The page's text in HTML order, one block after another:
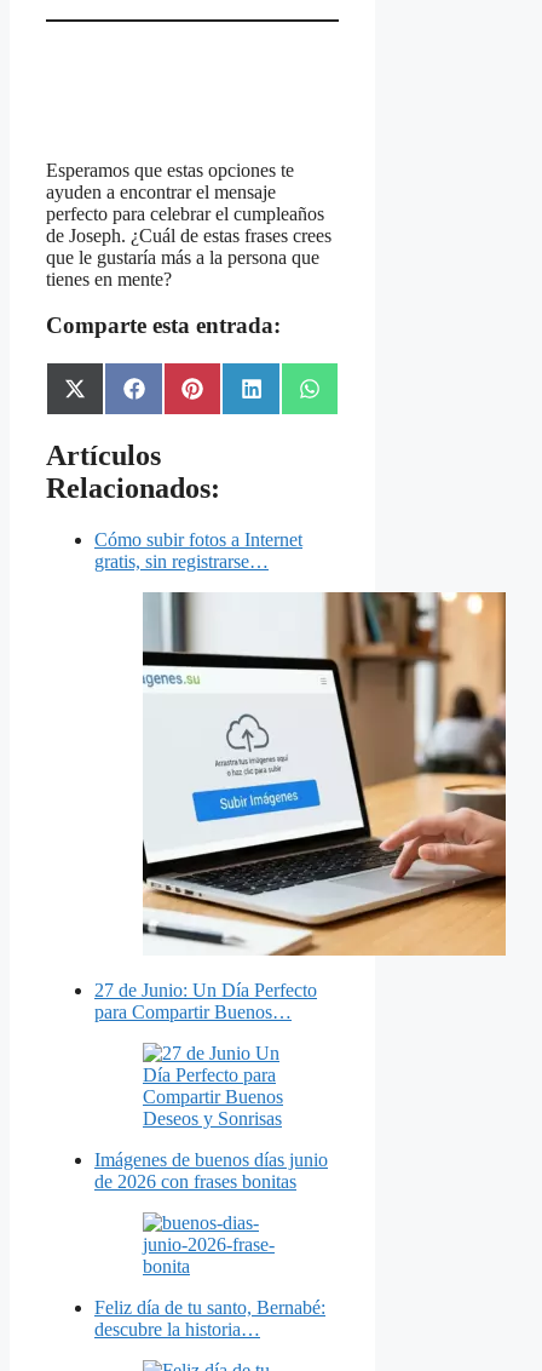
Esperamos que estas opciones te
ayuden a encontrar el mensaje
perfecto para celebrar el cumpleaños
de Joseph. ¿Cuál de estas frases crees
que le gustaría más a la persona que
tienes en mente?
Comparte esta entrada:
Share
on
X
(Twitter)
Share
on
FacebookShare
on
PinterestShare
on
LinkedInShare
on
WhatsApp
Artículos
Relacionados:
Cómo subir fotos a Internet
gratis, sin registrarse…
27 de Junio: Un Día Perfecto
para Compartir Buenos…
Imágenes de buenos días junio
de 2026 con frases bonitas
Feliz día de tu santo, Bernabé:
descubre la historia…